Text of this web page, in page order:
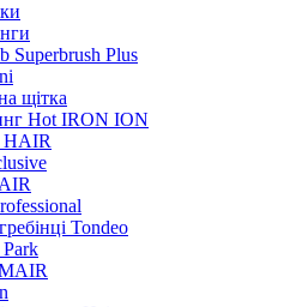
Superbrush Plus
щітка
Hot IRON ION
Tondeo
Park